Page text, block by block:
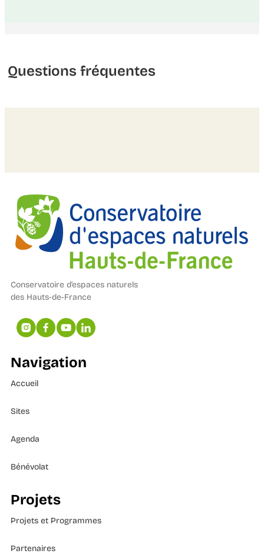
Questions fréquentes
Conservatoire d’espaces naturels
des Hauts-de-France
Navigation
Accueil
Sites
Agenda
Bénévolat
Projets
Projets et Programmes
Partenaires